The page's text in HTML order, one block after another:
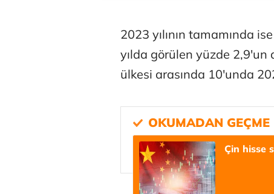
2023 yılının tamamında
yılda görülen yüzde 2,9'un
ülkesi arasında 10'unda
Çin hisse